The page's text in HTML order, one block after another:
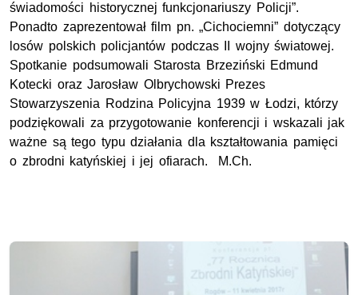
świadomości historycznej funkcjonariuszy Policji”.
Ponadto zaprezentował film pn. „Cichociemni” dotyczący
losów polskich policjantów podczas II wojny światowej.
Spotkanie podsumowali Starosta Brzeziński Edmund
Kotecki oraz Jarosław Olbrychowski Prezes
Stowarzyszenia Rodzina Policyjna 1939 w Łodzi, którzy
podziękowali za przygotowanie konferencji i wskazali jak
ważne są tego typu działania dla kształtowania pamięci
o zbrodni katyńskiej i jej ofiarach. M.Ch.